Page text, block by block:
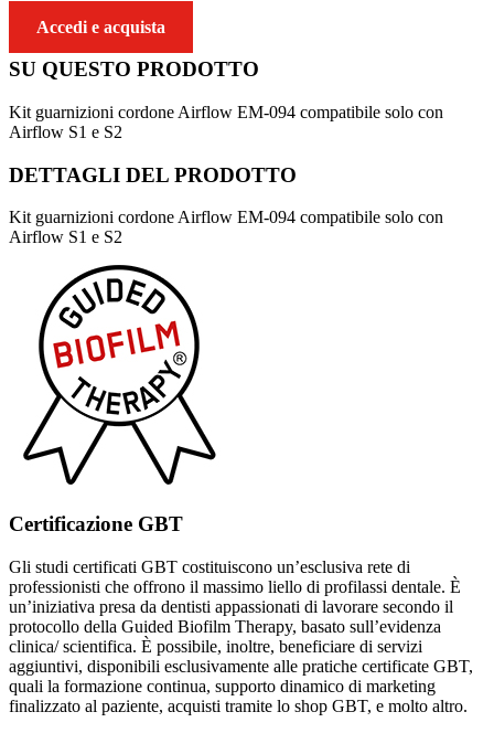
Accedi e acquista
SU QUESTO PRODOTTO
Kit guarnizioni cordone Airflow EM-094 compatibile solo con
Airflow S1 e S2
DETTAGLI DEL PRODOTTO
Kit guarnizioni cordone Airflow EM-094 compatibile solo con
Airflow S1 e S2
Certificazione GBT
Gli studi certificati GBT costituiscono un’esclusiva rete di
professionisti che offrono il massimo liello di profilassi dentale. È
un’iniziativa presa da dentisti appassionati di lavorare secondo il
protocollo della Guided Biofilm Therapy, basato sull’evidenza
clinica/ scientifica. È possibile, inoltre, beneficiare di servizi
aggiuntivi, disponibili esclusivamente alle pratiche certificate GBT,
quali la formazione continua, supporto dinamico di marketing
finalizzato al paziente, acquisti tramite lo shop GBT, e molto altro.